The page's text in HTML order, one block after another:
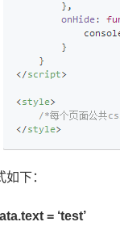
下：
= ‘test’